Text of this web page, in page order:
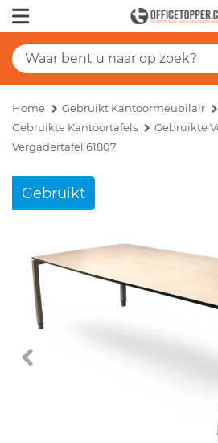
Home
Gebruikt Kantoormeubilair
Gebruikte Kantoortafels
Gebruikte
Vergadertafel 61807
Gebruikt